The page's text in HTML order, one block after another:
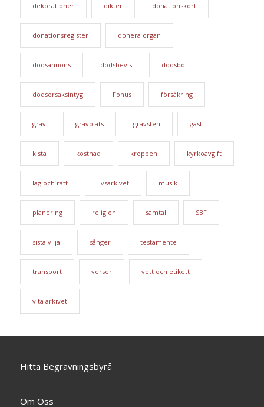
dekorationer dikter donationskort
donationsregister donera organ
dödsannons dödsbevis dödsbo
dödsorsaksintyg Fonus försäkring
grav gravplats gravsten gäst
kista kostnad kroppen kyrkoavgift
lag och rätt livsarkivet musik
planering religion samtal SBF
sista vilja sånger testamente
transport verser vett och etikett
vita arkivet
Hitta Begravningsbyrå
Om Oss